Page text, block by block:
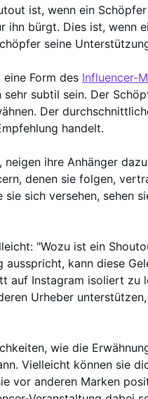
ist, wenn ein
ihn bürgt. Dies ist, wenn
seine
Form des Influencer-
sehr subtil sein. Der
Der
handelt.
neigen ihre Anhänger
denen sie folgen,
sie sich versehen, sehen
"Wozu ist ein
ausspricht, kann diese
auf Instagram isoliert zu
Urheber
wie die
Vielleicht können sie
vor anderen Marken